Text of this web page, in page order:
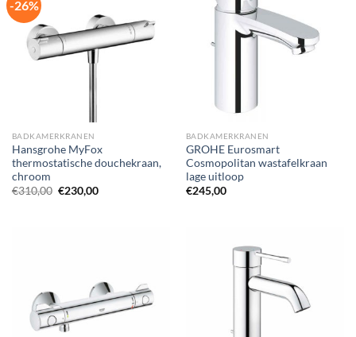
-26%
BADKAMERKRANEN
Hansgrohe MyFox
thermostatische douchekraan,
chroom
€310,00 Oorspronkelijke
€230,00Huidige
BADKAMERKRANEN
GROHE Eurosmart
Cosmopolitan wastafelkraan
lage uitloop
€245,00